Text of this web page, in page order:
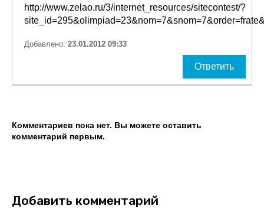
http://www.zelao.ru/3/internet_resources/sitecontest/?
Добавлено: 23.01.2012 09:33
Ответить
Комментариев пока нет. Вы можете оставить
комментарий первым.
Добавить комментарий